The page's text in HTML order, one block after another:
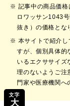
文字
大
記事中の商品価
ロワッサン1043
抜き）の価格とな
本サイトで紹介
すが、個別具体的
いるエクササイズ
理のないようご注
門家や医療機関へ